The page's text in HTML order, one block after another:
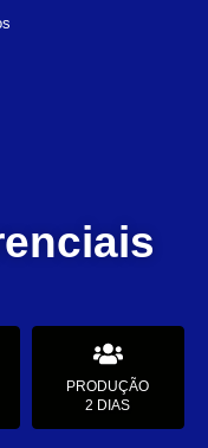
PRODUÇÃO
2 DIAS